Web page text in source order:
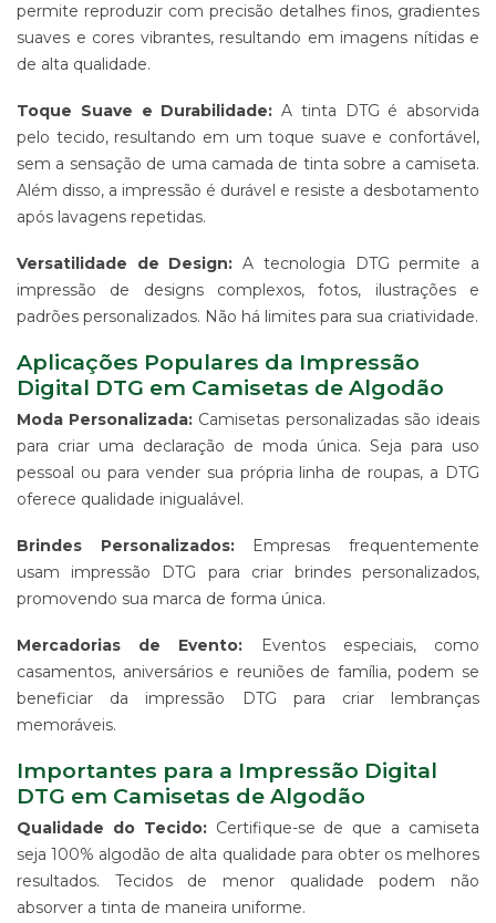
ALGODÃO
PARA
BANNER
PARA
PROPAGANDA
PRODUTO
PROMOCIONAL
PARA
EVENTOS
EMPRESAS
PRODUTO
PROMOCIONAL
PONTO
DE
VENDA
ESTAMPARIA
E
CENTRALIZADO
ESTAMPARIA
DIGITAL
PRODUTO
EM
IMPRESSÃO
DE
SINALIZAÇÃO
"CATÁLOGOS"
permite reproduzir com precisão detalhes finos, gradientes
suaves e cores vibrantes, resultando em imagens nítidas e
de alta qualidade.
Toque Suave e Durabilidade: A tinta DTG é absorvida
pelo tecido, resultando em um toque suave e confortável,
sem a sensação de uma camada de tinta sobre a camiseta.
Além disso, a impressão é durável e resiste a desbotamento
após lavagens repetidas.
Versatilidade de Design: A tecnologia DTG permite a
impressão de designs complexos, fotos, ilustrações e
padrões personalizados. Não há limites para sua criatividade.
Aplicações Populares da Impressão
Digital DTG em Camisetas de Algodão
Moda Personalizada: Camisetas personalizadas são ideais
para criar uma declaração de moda única. Seja para uso
pessoal ou para vender sua própria linha de roupas, a DTG
oferece qualidade inigualável.
Brindes Personalizados:Empresas frequentemente
usam impressão DTG para criar brindes personalizados,
promovendo sua marca de forma única.
Mercadorias de Evento: Eventos especiais, como
casamentos, aniversários e reuniões de família, podem se
beneficiar da impressão DTG para criar lembranças
memoráveis.
Importantes para a Impressão Digital
DTG em Camisetas de Algodão
Qualidade do Tecido:Certifique-se de que a camiseta
seja 100% algodão de alta qualidade para obter os melhores
resultados. Tecidos de menor qualidade podem não
absorver a tinta de maneira uniforme.